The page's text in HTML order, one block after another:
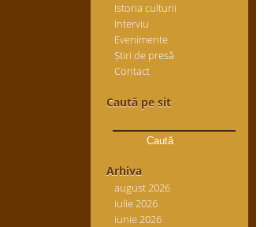
Istoria culturii
Interviu
Evenimente
Știri de presă
Contact
Caută pe sit
după:
Arhiva
august 2026
iulie 2026
iunie 2026